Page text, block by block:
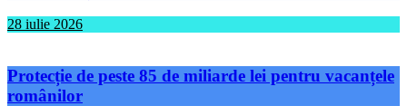
28 iulie 2026
Protecție de peste 85 de miliarde lei pentru vacanțele
românilor